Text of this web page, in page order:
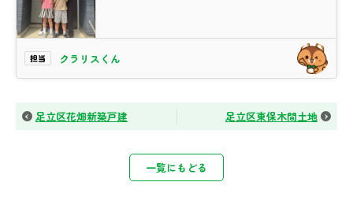
担当 クラリスくん
足立区花畑新築戸建 足立区東保木間土地
一覧にもどる